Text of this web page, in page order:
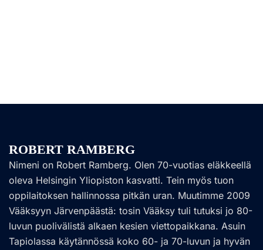
ROBERT RAMBERG
Nimeni on Robert Ramberg. Olen 70-vuotias eläkkeellä
oleva Helsingin Yliopiston kasvatti. Tein myös tuon
oppilaitoksen hallinnossa pitkän uran. Muutimme 2009
Vääksyyn Järvenpäästä: tosin Vääksy tuli tutuksi jo 80-
luvun puolivälistä alkaen kesien viettopaikkana. Asuin
Tapiolassa käytännössä koko 60- ja 70-luvun ja hyvän